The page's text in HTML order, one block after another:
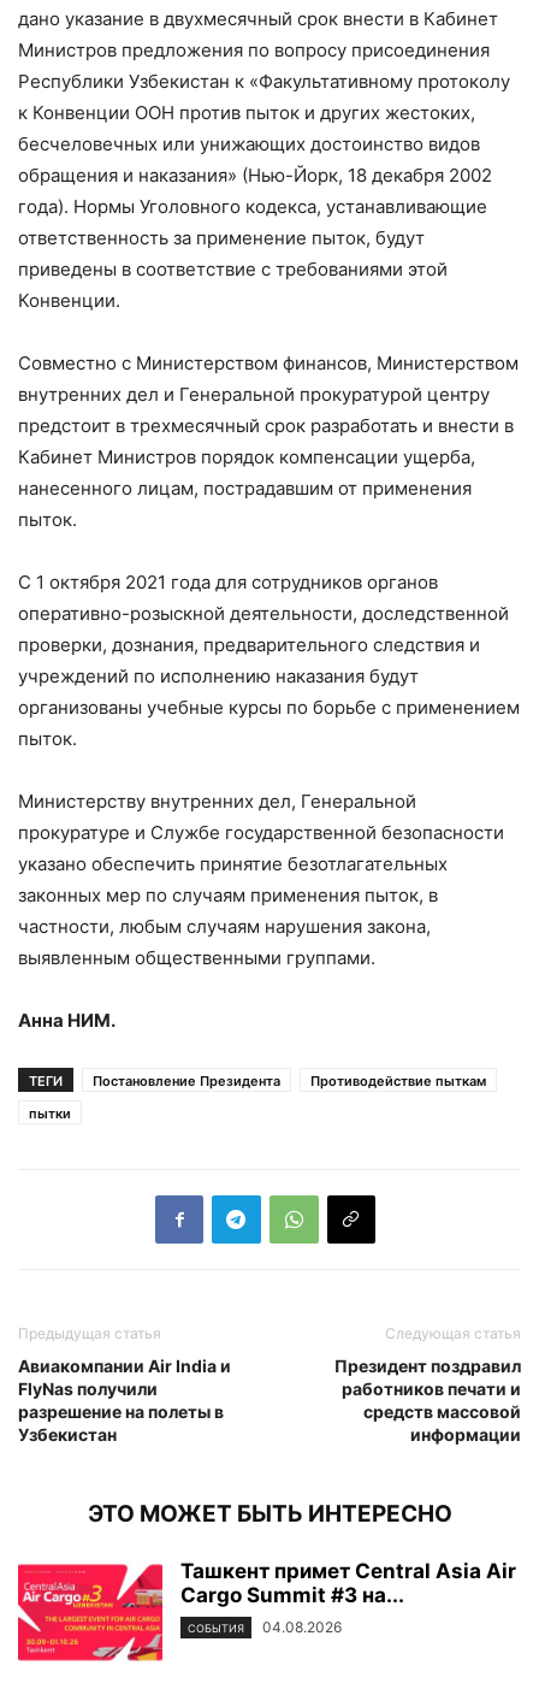
дано указание в двухмесячный срок внести в Кабинет
Министров предложения по вопросу присоединения
Республики Узбекистан к «Факультативному протоколу
к Конвенции ООН против пыток и других жестоких,
бесчеловечных или унижающих достоинство видов
обращения и наказания» (Нью-Йорк, 18 декабря 2002
года). Нормы Уголовного кодекса, устанавливающие
ответственность за применение пыток, будут
приведены в соответствие с требованиями этой
Конвенции.
Совместно с Министерством финансов, Министерством
внутренних дел и Генеральной прокуратурой центру
предстоит в трехмесячный срок разработать и внести в
Кабинет Министров порядок компенсации ущерба,
нанесенного лицам, пострадавшим от применения
пыток.
С 1 октября 2021 года для сотрудников органов
оперативно-розыскной деятельности, доследственной
проверки, дознания, предварительного следствия и
учреждений по исполнению наказания будут
организованы учебные курсы по борьбе с применением
пыток.
Министерству внутренних дел, Генеральной
прокуратуре и Службе государственной безопасности
указано обеспечить принятие безотлагательных
законных мер по случаям применения пыток, в
частности, любым случаям нарушения закона,
выявленным общественными группами.
Анна НИМ.
ТЕГИ Постановление Президента
Противодействие пыткам
пытки
Предыдущая статья
Авиакомпании Air India и
FlyNas получили
разрешение на полеты в
Узбекистан
Следующая статья
Президент поздравил
работников печати и
средств массовой
информации
ЭТО МОЖЕТ БЫТЬ ИНТЕРЕСНО
Ташкент примет Central Asia Air
Cargo Summit #3 на...
СОБЫТИЯ 04.08.2026